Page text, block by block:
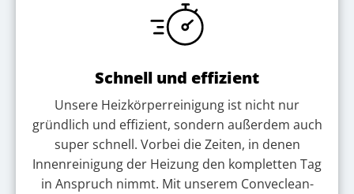
Schnell und effizient
Unsere Heizkörperreinigung ist nicht nur
gründlich und effizient, sondern außerdem auch
super schnell. Vorbei die Zeiten, in denen
Innenreinigung der Heizung den kompletten Tag
in Anspruch nimmt. Mit unserem Conveclean-